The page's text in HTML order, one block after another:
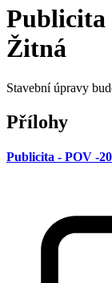
Publicita
Žitná
Stavební úpravy
Přílohy
Publicita - POV -